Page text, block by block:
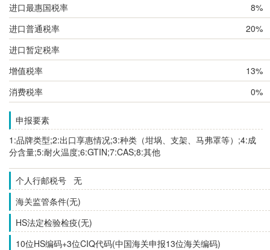
进口最惠国税率
8%
进口普通税率
20%
进口暂定税率
增值税率
13%
消费税率
0%
申报要素
1:品牌类型;2:出口享惠情况;3:种类（坩埚、支架、马弗罩等）;4:成
分含量;5:耐火温度;6:GTIN;7:CAS;8:其他
个人行邮税号 无
海关监管条件(无)
HS法定检验检疫(无)
10位HS编码+3位CIQ代码(中国海关申报13位海关编码)